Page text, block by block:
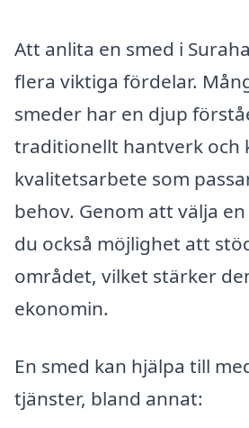
Att anlita en smed i
flera viktiga fördelar.
smeder har en djup
traditionellt hantverk och
kvalitetsarbete som
behov. Genom att välja
du också möjlighet att
området, vilket stärker
ekonomin.
En smed kan hjälpa till
tjänster, bland annat: